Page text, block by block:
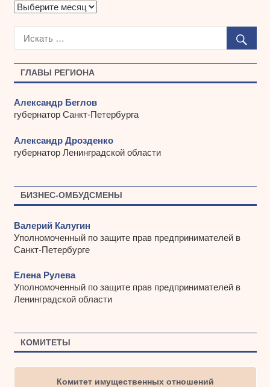
ГЛАВЫ РЕГИОНА
Александр Беглов
губернатор Санкт-Петербурга
Александр Дрозденко
губернатор Ленинградской области
БИЗНЕС-ОМБУДСМЕНЫ
Валерий Калугин
Уполномоченный по защите прав предпринимателей в
Санкт-Петербурге
Елена Рулева
Уполномоченный по защите прав предпринимателей в
Ленинградской области
КОМИТЕТЫ
Комитет имущественных отношений
А
х
ы